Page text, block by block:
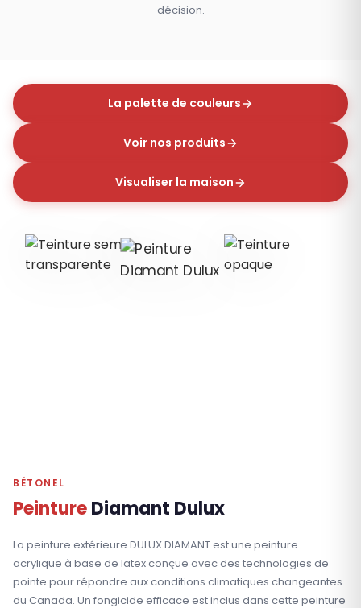
décision.
La palette de couleurs
Voir nos produits
Visualiser la maison
BÉTONEL
PeintureDiamant Dulux
La peinture extérieure DULUX DIAMANT est une peinture
acrylique à base de latex conçue avec des technologies de
pointe pour répondre aux conditions climatiques changeantes
du Canada. Un fongicide efficace est inclus dans cette peinture